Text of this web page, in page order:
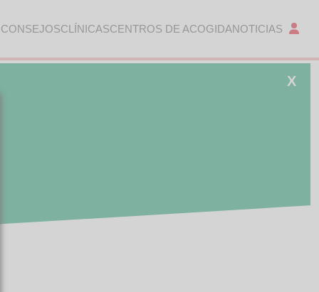
CLÍNICASCENTROS DE ACOGIDANOTICIAS
X